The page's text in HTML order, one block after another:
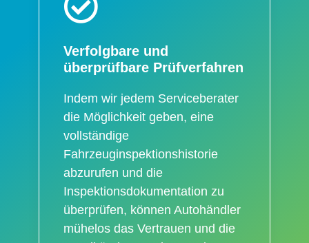
Verfolgbare und
überprüfbare Prüfverfahren
Indem wir jedem Serviceberater
die Möglichkeit geben, eine
vollständige
Fahrzeuginspektionshistorie
abzurufen und die
Inspektionsdokumentation zu
überprüfen, können Autohändler
mühelos das Vertrauen und die